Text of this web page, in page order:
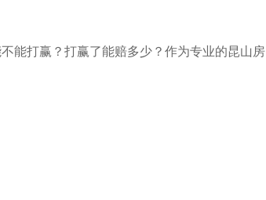
能打赢？打赢了能赔多少？作为专业的昆山房